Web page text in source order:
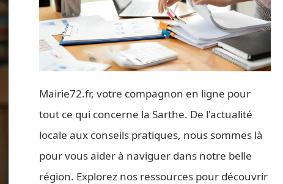
Mairie72.fr, votre compagnon en ligne pour
tout ce qui concerne la Sarthe. De l'actualité
locale aux conseils pratiques, nous sommes là
pour vous aider à naviguer dans notre belle
région. Explorez nos ressources pour découvrir